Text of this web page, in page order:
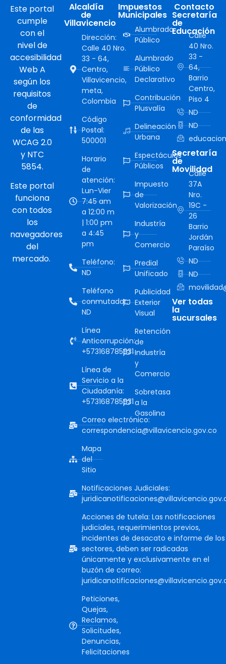
Este portal
cumple
con el
nivel de
accesibilidad
Web A
según los
requisitos
de
conformidad
de las
WCAG 2.0
y NTC
5854.
Este portal
funciona
con todos
los
navegadores
del
mercado.
Alcaldía
de
Villavicencio
Dirección:
Calle 40 Nro.
33 - 64,
Centro,
Villavicencio,
meta,
Colombia
Código
Postal:
500001
Horario
de
atención:
Lun-Vier
7:45 am
a 12:00 m
| 1:00 pm
a 4:45
pm
Teléfono:
ND
Teléfono
conmutador:
ND
Línea
Anticorrupción:
+573168785931
Línea de
Servicio a la
Ciudadanía:
+573168785931
Correo electrónico:
correspondencia@villavicencio.gov.co
Mapa
del
Sitio
Notificaciones Judiciales:
Acciones de tutela: Las notificaciones
judiciales, requerimientos previos,
incidentes de desacato e informe de los
sectores, deben ser radicadas
únicamente y exclusivamente en el
buzón de correo:
Peticiones,
Quejas,
Reclamos,
Solicitudes,
Denuncias,
Felicitaciones
Impuestos
Municipales
Alumbrado
Público
Alumbrado
Público
Declarativo
Contribución
Plusvalía
Delineación
Urbana
Espectáculos
Públicos
Impuesto
de
Valorización
Industría
y
Comercio
Predial
Unificado
Publicidad
Exterior
Visual
Retención
de
Industría
y
Comercio
Sobretasa
a la
Gasolina
Contacto
Secretaría
de
Educación
Calle
40 Nro.
33 -
64,
Barrio
Centro,
Piso 4
ND
ND
Secretaría
de
Movilidad
Calle
37A
Nro.
19C -
26
Barrio
Jordán
Paraíso
ND
ND
Ver todas
la
sucursales